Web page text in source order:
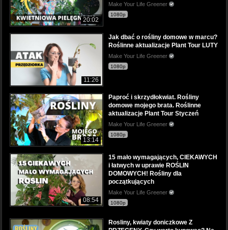
20:02
Make Your Life Greener
1080p
11:26
Jak dbać o rośliny domowe w marcu?
Roślinne aktualizacje Plant Tour LUTY
Make Your Life Greener
1080p
13:14
Paproć i skrzydłokwiat. Rośliny
domowe mojego brata. Roślinne
aktualizacje Plant Tour Styczeń
Make Your Life Greener
1080p
08:54
15 mało wymagających, CIEKAWYCH
i łatwych w uprawie ROŚLIN
DOMOWYCH! Rośliny dla
początkujących
Make Your Life Greener
1080p
Rosliny, kwiaty doniczkowe Z